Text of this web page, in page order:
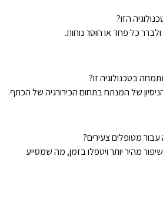
הזו?
כל פחד או חוסר נוחות.
בטכנולוגיה זו?
של המנתח בתחום הכירורגיה של הכתף.
עבור מטופלים צעירים?
מהיר יותר ויטפלו בזמן, מה שמסייע